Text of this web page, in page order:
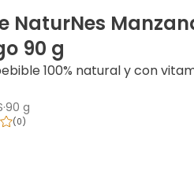
NaturNes
90 g
100% natural y con
·90 g
(0)